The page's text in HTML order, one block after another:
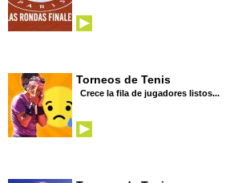
Torneos de Tenis
Crece la fila de jugadores listos...